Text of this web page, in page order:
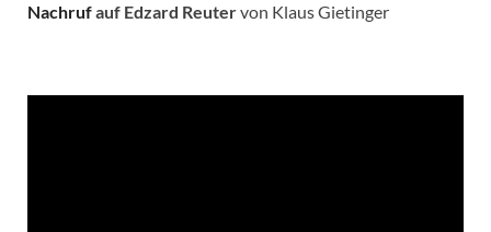
Nachrufauf Edzard Reutervon Klaus Gietinger